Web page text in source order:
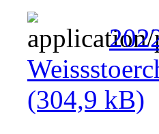
(304,9 kB)